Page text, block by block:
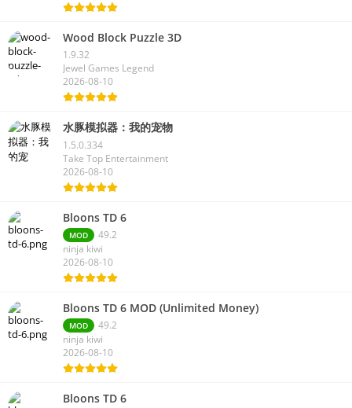
Wood Block Puzzle 3D
1.9.32
Jewel Games Legend
2026-08-10
水豚模拟器：我的宠物
1.5.0.334
Take Top Entertainment
2026-08-10
Bloons TD 6
MOD
49.2
ninja kiwi
2026-08-10
Bloons TD 6 MOD (Unlimited Money)
MOD
49.2
ninja kiwi
2026-08-10
Bloons TD 6